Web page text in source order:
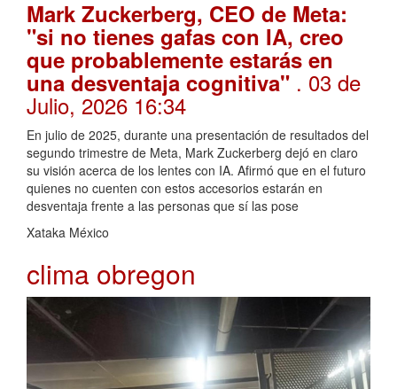
Mark Zuckerberg, CEO de Meta:
"si no tienes gafas con IA, creo
que probablemente estarás en
una desventaja cognitiva" . 03 de
Julio, 2026 16:34
En julio de 2025, durante una presentación de resultados del
segundo trimestre de Meta, Mark Zuckerberg dejó en claro
su visión acerca de los lentes con IA. Afirmó que en el futuro
quienes no cuenten con estos accesorios estarán en
desventaja frente a las personas que sí las pose
Xataka México
clima obregon